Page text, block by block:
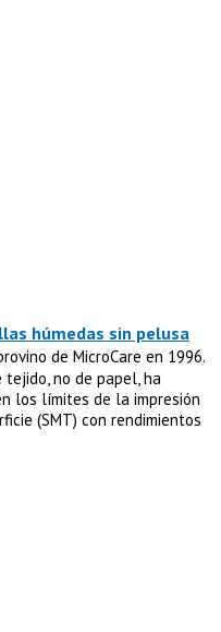
húmedas sin pelusa
de MicroCare en 1996.
no de papel, ha
los límites de la impresión
(SMT) con rendimientos